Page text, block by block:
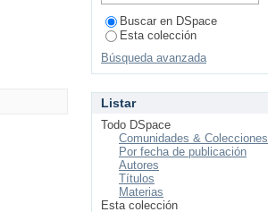
Buscar en DSpace
Esta colección
Búsqueda avanzada
Listar
Todo DSpace
Comunidades & Colecciones
Por fecha de publicación
Autores
Títulos
Materias
Esta colección